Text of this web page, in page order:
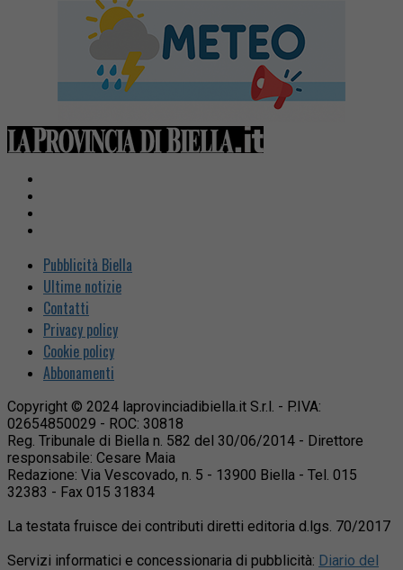
Pubblicità Biella
Ultime notizie
Contatti
Privacy policy
Cookie policy
Abbonamenti
Copyright © 2024 laprovinciadibiella.it S.r.l. - P.IVA:
02654850029 - ROC: 30818
Reg. Tribunale di Biella n. 582 del 30/06/2014 - Direttore
responsabile: Cesare Maia
Redazione: Via Vescovado, n. 5 - 13900 Biella - Tel. 015
32383 - Fax 015 31834
La testata fruisce dei contributi diretti editoria d.lgs. 70/2017
Servizi informatici e concessionaria di pubblicità: Diario del